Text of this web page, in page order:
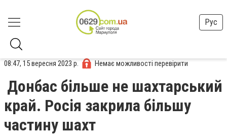
Рус
08:47, 15 вересня 2023 р. Немає можливості перевірити
Донбас більше не шахтарський
край. Росія закрила більшу
частину шахт